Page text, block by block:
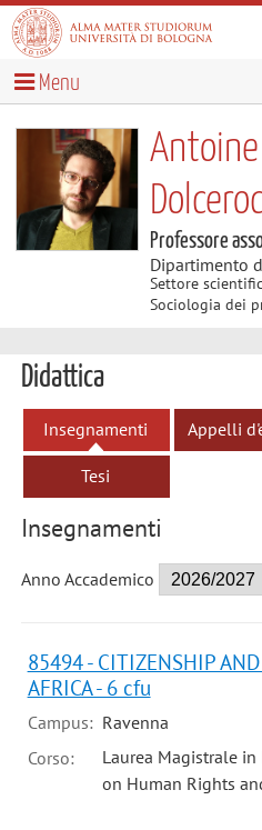
Menu
Professore
Dipartimento
Settore
Sociologia dei
Didattica
Insegnamenti Appelli
Tesi
Insegnamenti
Anno Accademico
85494 - CITIZENSHIP
AFRICA - 6 cfu
Campus: Ravenna
Corso:
Laurea Magistrale
on Human Rights